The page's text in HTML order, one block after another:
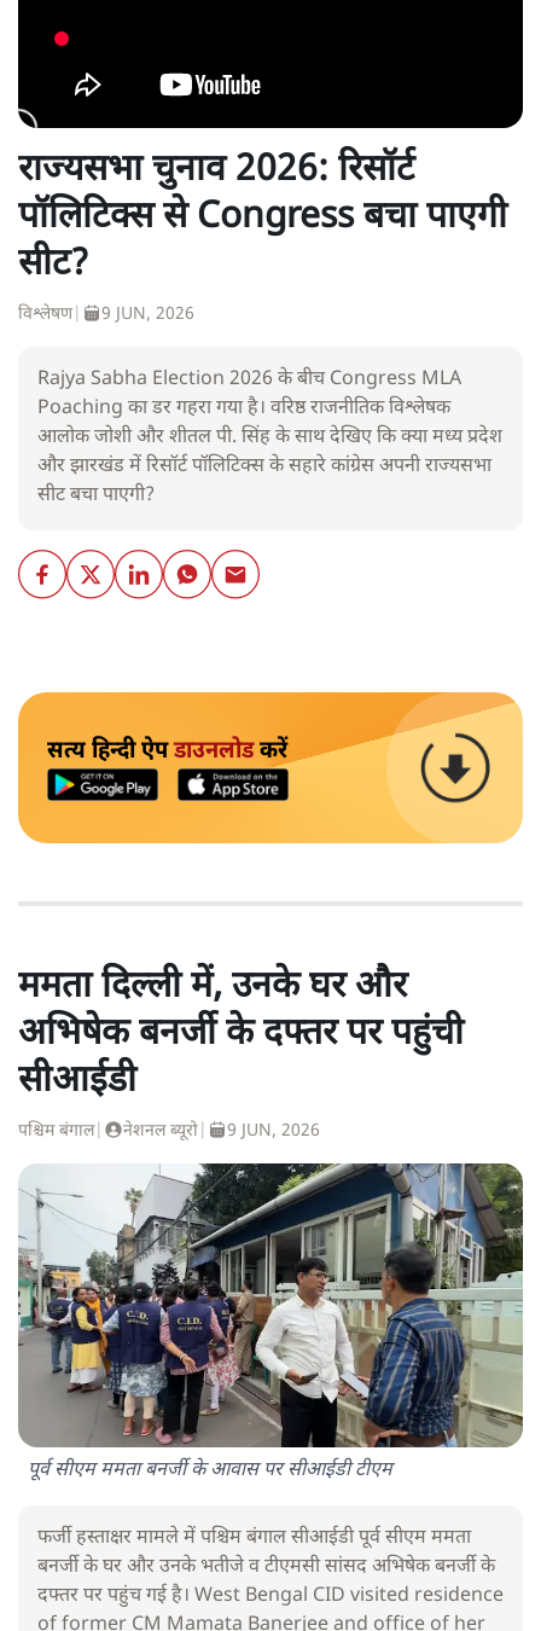
राज्यसभा चुनाव 2026: रिसॉर्ट
पॉलिटिक्स से Congress बचा पाएगी
सीट?
विश्लेषण| 9 JUN, 2026
Rajya Sabha Election 2026 के बीच Congress MLA
Poaching का डर गहरा गया है। वरिष्ठ राजनीतिक विश्लेषक
आलोक जोशी और शीतल पी. सिंह के साथ देखिए कि क्या मध्य प्रदेश
और झारखंड में रिसॉर्ट पॉलिटिक्स के सहारे कांग्रेस अपनी राज्यसभा
सीट बचा पाएगी?
सत्य हिन्दी ऐपडाउनलोडकरें
ममता दिल्ली में, उनके घर और
अभिषेक बनर्जी के दफ्तर पर पहुंची
सीआईडी
पश्चिम बंगाल| नेशनल ब्यूरो 9 JUN, 2026
पूर्व सीएम ममता बनर्जी के आवास पर सीआईडी टीएम
फर्जी हस्ताक्षर मामले में पश्चिम बंगाल सीआईडी पूर्व सीएम ममता
बनर्जी के घर और उनके भतीजे व टीएमसी सांसद अभिषेक बनर्जी के
दफ्तर पर पहुंच गई है। West Bengal CID visited residence
of former CM Mamata Banerjee and office of her